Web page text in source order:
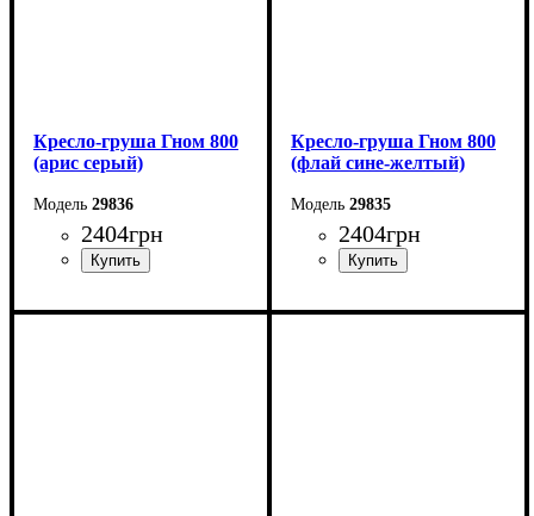
Кресло-груша Гном 800
(арис серый)
29836
2404грн
Ширина: 80 см
Кресло-груша Гном 800
(флай сине-желтый)
29835
2404грн
Ширина: 80 см